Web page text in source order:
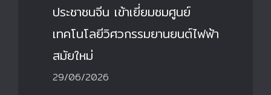
ประชาชนจีน เข้าเยี่ยมชมศูนย์
เทคโนโลยีวิศวกรรมยานยนต์ไฟฟ้า
สมัยใหม่
29/06/2026